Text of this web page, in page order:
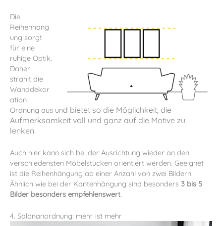
Die
Reihenhäng
ung sorgt
für eine
ruhige Optik.
Daher
strahlt die
Wanddekor
ation
Ordnung aus und bietet so die Möglichkeit, die
Aufmerksamkeit voll und ganz auf die Motive zu
lenken.
Auch hier kann sich bei der Ausrichtung wieder an den
verschiedensten Möbelstücken orientiert werden. Geeignet
ist die Reihenhängung ab einer Anzahl von zwei Bildern.
Ähnlich wie bei der Kantenhängung sind besonders 3 bis 5
Bilder besonders empfehlenswert.
4. Salonanordnung: mehr ist mehr